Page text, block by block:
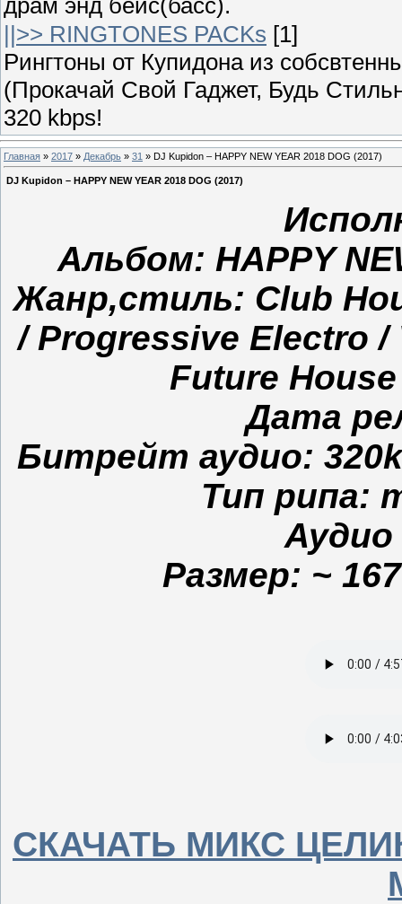
||>> RINGTONES PACKs [1]
Рингтоны от Купидона из
(Прокачай Свой Гаджет, Будь
320 kbps!
Главная » 2017 » Декабрь » 31 » DJ Kupidon – HAPPY NEW YEAR 2018 DOG (2017)
DJ Kupidon – HAPPY NEW YEAR 2018 DOG (2017)
Альбом: HAPPY
Жанр,стиль: Club
/ Progressive Electro /
Future
Дата
Битрейт аудио:
Тип рипа:
Аудио
Размер: ~
СКАЧАТЬ МИКС